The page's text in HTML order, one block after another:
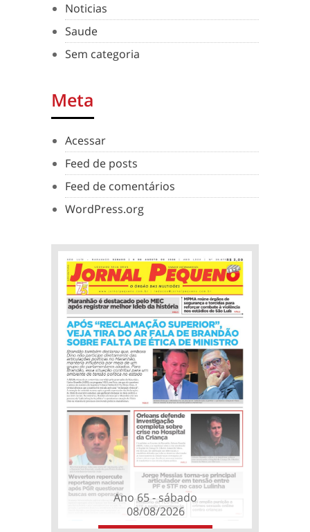
Noticias
Saude
Sem categoria
Meta
Acessar
Feed de posts
Feed de comentários
WordPress.org
Ano 65 - sábado
08/08/2026